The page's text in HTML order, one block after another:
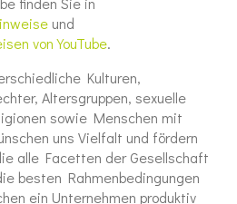
und
von YouTube.
Kulturen,
Altersgruppen, sexuelle
sowie Menschen mit
uns Vielfalt und fördern
alle Facetten der Gesellschaft
besten Rahmenbedingungen
ein Unternehmen produktiv